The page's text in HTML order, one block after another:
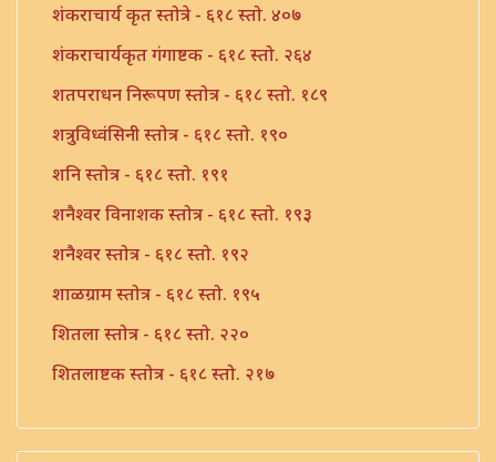
शंकराचार्य कृत स्तोत्रे - ६१८ स्तो. ४०७
शंकराचार्यकृत गंगाष्टक - ६१८ स्तो. २६४
शतपराधन निरूपण स्तोत्र - ६१८ स्तो. १८९
शत्रुविध्वंसिनी स्तोत्र - ६१८ स्तो. १९०
शनि स्तोत्र - ६१८ स्तो. १९१
शनैश्वर विनाशक स्तोत्र - ६१८ स्तो. १९३
शनैश्वर स्तोत्र - ६१८ स्तो. १९२
शाळग्राम स्तोत्र - ६१८ स्तो. १९५
शितला स्तोत्र - ६१८ स्तो. २२०
शितलाष्टक स्तोत्र - ६१८ स्तो. २१७
शिव नामावली - ६१८ स्तो. ३९०